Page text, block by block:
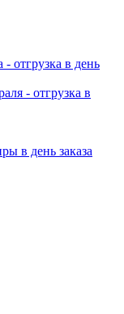
отгрузка в день
- отгрузка в
в день заказа